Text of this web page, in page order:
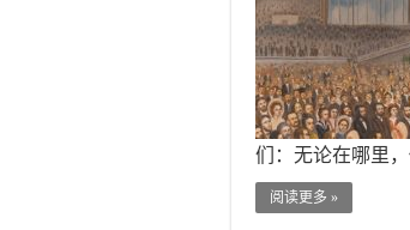
们：无论在哪里，
阅读更多 »